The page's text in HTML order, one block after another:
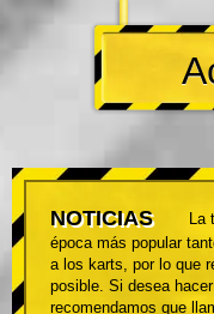
NOTICIAS
La
época más popular
a los karts, por lo que
posible. Si desea
recomendamos que